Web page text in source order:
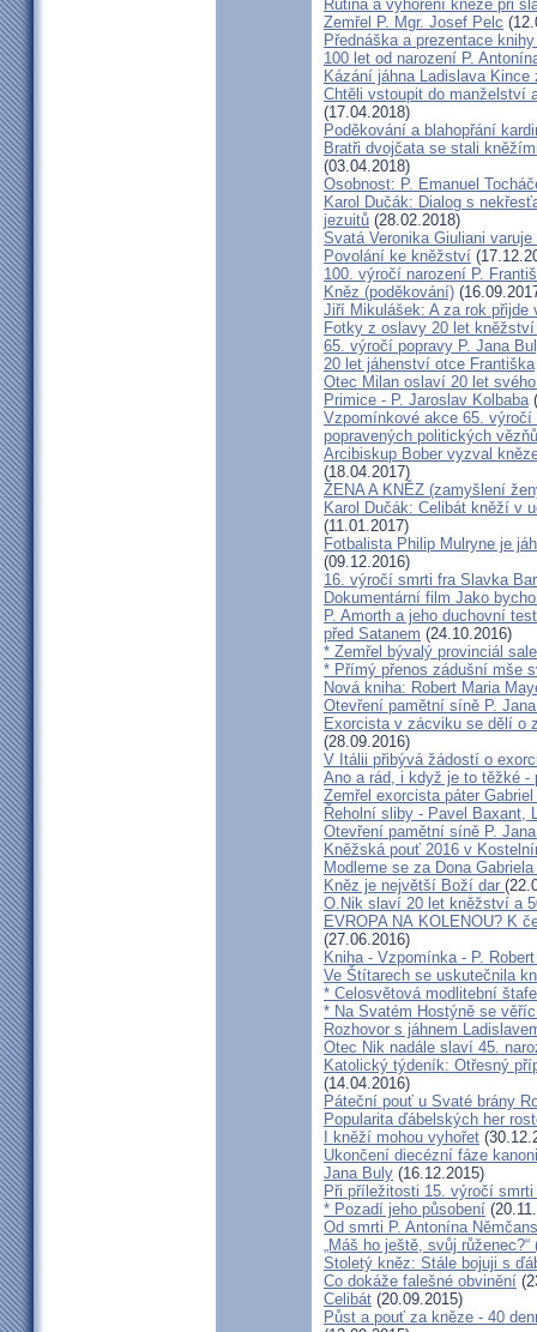
Rutina a vyhoření kněze při
Zemřel P. Mgr. Josef Pelc
Přednáška a prezentace
100 let od narození P.
Kázání jáhna Ladislava
Chtěli vstoupit do manželství
(17.04.2018)
Poděkování a blahopřání
Bratři dvojčata se stali
(03.04.2018)
Osobnost: P. Emanuel
Karol Dučák: Dialog s
jezuitů (28.02.2018)
Svatá Veronika Giuliani
Povolání ke kněžství
100. výročí narození P.
Kněz (poděkování)
Jiří Mikulášek: A za rok
Fotky z oslavy 20 let
65. výročí popravy P. Jana
20 let jáhenství otce Františka
Otec Milan oslaví 20 let
Primice - P. Jaroslav Kolbaba
Vzpomínkové akce 65.
popravených politických vězňů
Arcibiskup Bober vyzval
(18.04.2017)
ŽENA A KNĚZ (zamyšlení
Karol Dučák: Celibát kněží v
(11.01.2017)
Fotbalista Philip Mulryne je
(09.12.2016)
16. výročí smrti fra Slavka
Dokumentární film Jako
P. Amorth a jeho duchovní
před Satanem (24.10.2016)
* Zemřel bývalý provinciál
* Přímý přenos zádušní mše
Nová kniha: Robert Maria
Otevření pamětní síně P.
Exorcista v zácviku se dělí o
(28.09.2016)
V Itálii přibývá žádostí o
Ano a rád, i když je to těžké -
Zemřel exorcista páter Gabriel
Řeholní sliby - Pavel Baxant,
Otevření pamětní síně P.
Kněžská pouť 2016 v
Modleme se za Dona
Kněz je největší Boží dar
O.Nik slaví 20 let kněžství a
EVROPA NA KOLENOU? K
(27.06.2016)
Kniha - Vzpomínka - P.
Ve Štítarech se uskutečnila
* Celosvětová modlitební
* Na Svatém Hostýně se
Rozhovor s jáhnem
Otec Nik nadále slaví 45.
Katolický týdeník: Otřesný
(14.04.2016)
Páteční pouť u Svaté brány
Popularita ďábelských her
I kněží mohou vyhořet
Ukončení diecézní fáze
Jana Buly (16.12.2015)
Při příležitosti 15. výročí
* Pozadí jeho působení
Od smrti P. Antonína
„Máš ho ještě, svůj
Stoletý kněz: Stále bojuji s
Co dokáže falešné obvinění
Celibát (20.09.2015)
Půst a pouť za kněze - 40